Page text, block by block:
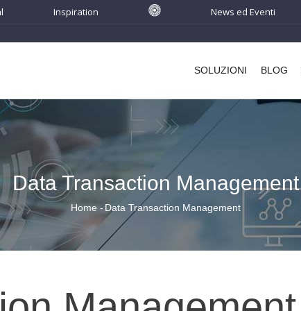
Inspiration News ed Eventi
navigation
SOLUZIONI BLOG
Data Transaction Management
Briciole
di
Home - Data Transaction Management